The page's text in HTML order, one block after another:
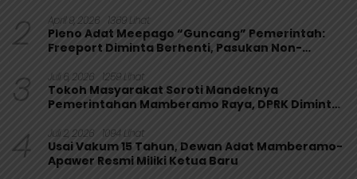
2 April 9, 2026 1369 Lihat
Pleno Adat Meepago “Guncang” Pemerintah:
Freeport Diminta Berhenti, Pasukan Non-
3 Juli 6, 2026 1259 Lihat
Tokoh Masyarakat Soroti Mandeknya
Pemerintahan Mamberamo Raya, DPRK Diminta
4 Juli 2, 2026 1094 Lihat
Usai Vakum 15 Tahun, Dewan Adat Mamberamo-
Apawer Resmi Miliki Ketua Baru